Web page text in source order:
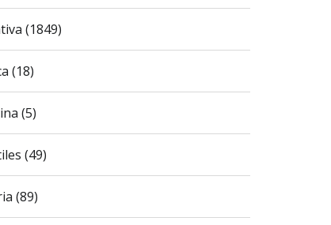
(1849)
(18)
(5)
(49)
(89)